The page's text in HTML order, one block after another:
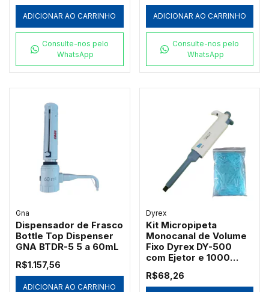
ADICIONAR AO CARRINHO
Consulte-nos pelo
WhatsApp
ADICIONAR AO CARRINHO
Consulte-nos pelo
WhatsApp
Gna
Dispensador de Frasco
Bottle Top Dispenser
GNA BTDR-5 5 a 60mL
R$1.157,56
ADICIONAR AO CARRINHO
Dyrex
Kit Micropipeta
Monocanal de Volume
Fixo Dyrex DY-500
com Ejetor e 1000
Redplast 500µL
R$68,26